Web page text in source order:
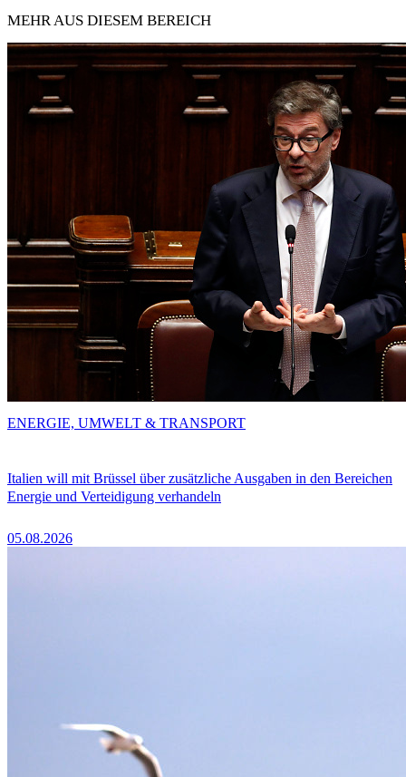
MEHR AUS DIESEM BEREICH
Italien will mit Brüssel über zusätzliche Ausgaben in den Bereichen
Energie und Verteidigung verhandeln
05.08.2026
ENERGIE, UMWELT & TRANSPORT